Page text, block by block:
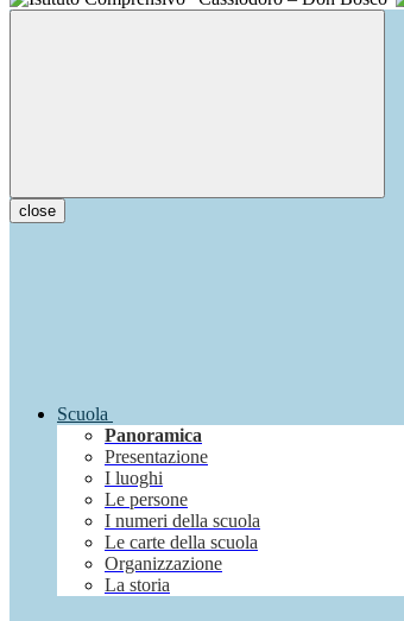
close
Scuola
Panoramica
Presentazione
I luoghi
Le persone
I numeri della scuola
Le carte della scuola
Organizzazione
La storia